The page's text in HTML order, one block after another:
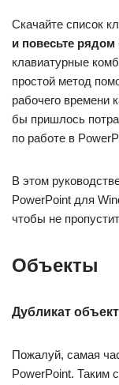
Скачайте список
и повесьте
клавиатурные
простой метод
рабочего времени
бы пришлось
по работе в
В этом
PowerPoint для
чтобы не
Объекты
Дубликат
Пожалуй, самая
PowerPoint. Таким